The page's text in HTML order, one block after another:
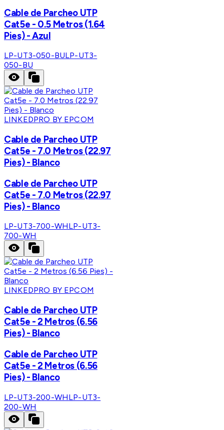
Cable de Parcheo UTP
Cat5e - 0.5 Metros (1.64
Pies) - Azul
LP-UT3-050-BULP-UT3-
050-BU
LINKEDPRO BY EPCOM
Cable de Parcheo UTP
Cat5e - 7.0 Metros (22.97
Pies) - Blanco
Cable de Parcheo UTP
Cat5e - 7.0 Metros (22.97
Pies) - Blanco
LP-UT3-700-WHLP-UT3-
700-WH
LINKEDPRO BY EPCOM
Cable de Parcheo UTP
Cat5e - 2 Metros (6.56
Pies) - Blanco
Cable de Parcheo UTP
Cat5e - 2 Metros (6.56
Pies) - Blanco
LP-UT3-200-WHLP-UT3-
200-WH